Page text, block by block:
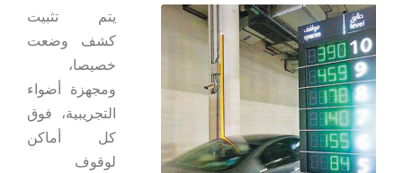
يتم تثبيت
كشف وضعت
خصيصا،
ومجهزة أضواء
التجريبية، فوق
كل أماكن
لوقوف